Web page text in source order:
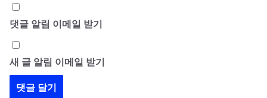
댓글 알림 이메일 받기
새 글 알림 이메일 받기